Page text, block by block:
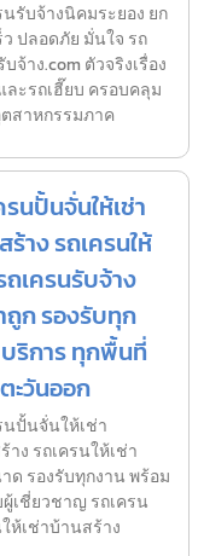
นรับจ้างนิคมระยอง ยก
ว ปลอดภัย มั่นใจ รถ
บจ้าง.com ตัวจริงเรื่อง
ละรถเฮี๊ยบ ครอบคลุม
สาหกรรมภาค
รนปั้นจั่นให้เช่า
ร้าง รถเครนให้
ถเครนรับจ้าง
ถูก รองรับทุก
ริการ ทุกพื้นที่
ะวันออก
นปั้นจั่นให้เช่า
าง รถเครนให้เช่า
ด รองรับทุกงาน พร้อม
เชี่ยวชาญ รถเครน
ห้เช่าบ้านสร้าง